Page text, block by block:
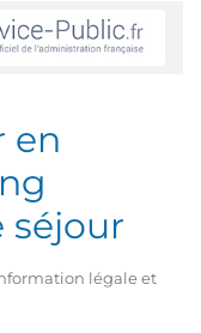
en
séjour
légale et